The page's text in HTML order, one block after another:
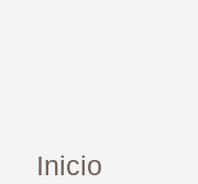
Inicio